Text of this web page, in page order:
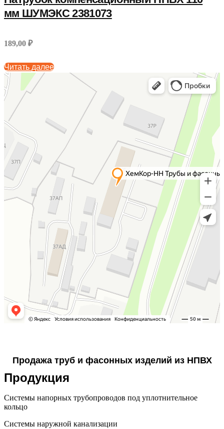
мм ШУМЭКС 2381073
189,00 ₽
Читать далее
Продажа труб и фасонных изделий из НПВХ
Продукция
Системы напорных трубопроводов под уплотнительное
кольцо
Системы наружной канализации